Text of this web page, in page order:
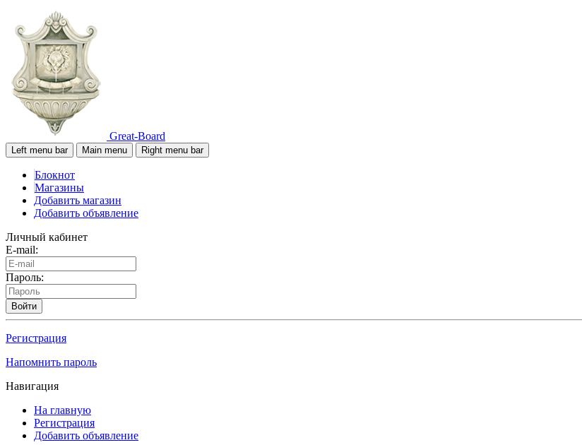
Great-Board
Left menu bar Main menu Right menu bar
Блокнот
Магазины
Добавить магазин
Добавить объявление
Личный кабинет
E-mail:
Пароль:
Войти
Регистрация
Напомнить пароль
Навигация
На главную
Регистрация
Добавить объявление